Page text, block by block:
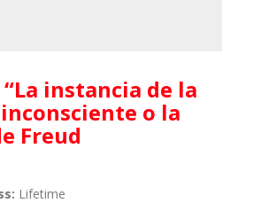
o la
Freud
Lifetime